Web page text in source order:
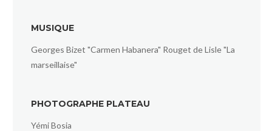
MUSIQUE
Georges Bizet "Carmen Habanera" Rouget de Lisle "La
marseillaise"
PHOTOGRAPHE PLATEAU
Yémi Bosia